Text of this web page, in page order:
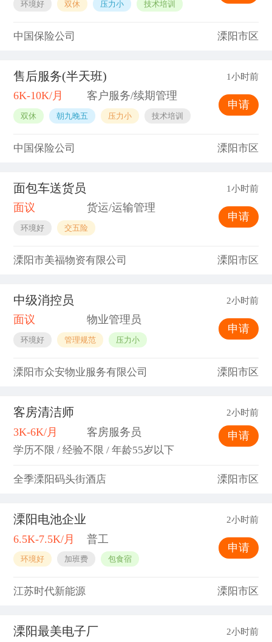
环境好 双休 压力小 技术培训
中国保险公司 溧阳市区
售后服务(半天班) 1小时前
6K-10K/月 客户服务/续期管理
双休 朝九晚五 压力小 技术培训
申请
中国保险公司 溧阳市区
面包车送货员 1小时前
面议 货运/运输管理
环境好 交五险
申请
溧阳市美福物资有限公司 溧阳市区
中级消控员 2小时前
面议 物业管理员
环境好 管理规范 压力小
申请
溧阳市众安物业服务有限公司 溧阳市区
客房清洁师 2小时前
3K-6K/月 客房服务员
学历不限 / 经验不限 / 年龄55岁以下
申请
全季溧阳码头街酒店 溧阳市区
溧阳电池企业 2小时前
6.5K-7.5K/月 普工
环境好 加班费 包食宿
申请
江苏时代新能源 溧阳市区
溧阳最美电子厂 2小时前